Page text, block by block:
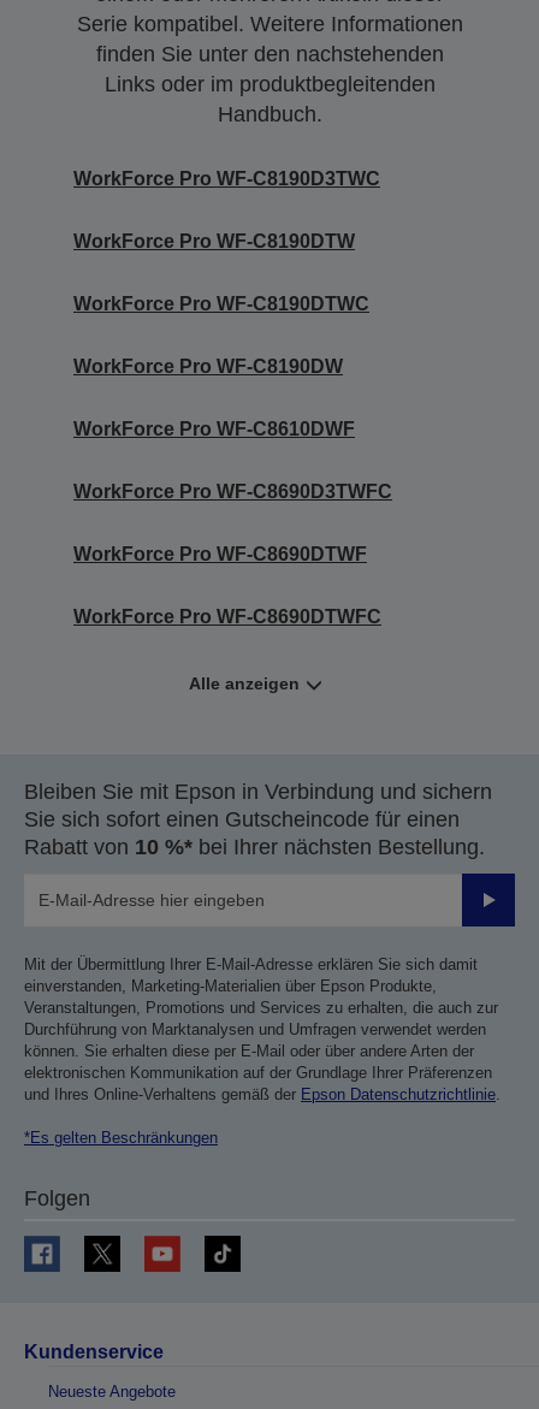
Serie kompatibel. Weitere Informationen
finden Sie unter den nachstehenden
Links oder im produktbegleitenden
Handbuch.
WorkForce Pro WF-C8190D3TWC
WorkForce Pro WF-C8190DTW
WorkForce Pro WF-C8190DTWC
WorkForce Pro WF-C8190DW
WorkForce Pro WF-C8610DWF
WorkForce Pro WF-C8690D3TWFC
WorkForce Pro WF-C8690DTWF
WorkForce Pro WF-C8690DTWFC
Alle anzeigen
Bleiben Sie mit Epson in Verbindung und sichern
Sie sich sofort einen Gutscheincode für einen
Rabatt von 10 %* bei Ihrer nächsten Bestellung.
Mit der Übermittlung Ihrer E-Mail-Adresse erklären Sie sich damit
einverstanden, Marketing-Materialien über Epson Produkte,
Veranstaltungen, Promotions und Services zu erhalten, die auch zur
Durchführung von Marktanalysen und Umfragen verwendet werden
können. Sie erhalten diese per E-Mail oder über andere Arten der
elektronischen Kommunikation auf der Grundlage Ihrer Präferenzen
und Ihres Online-Verhaltens gemäß der Epson Datenschutzrichtlinie
*Es gelten Beschränkungen
Folgen
Kundenservice
Neueste Angebote